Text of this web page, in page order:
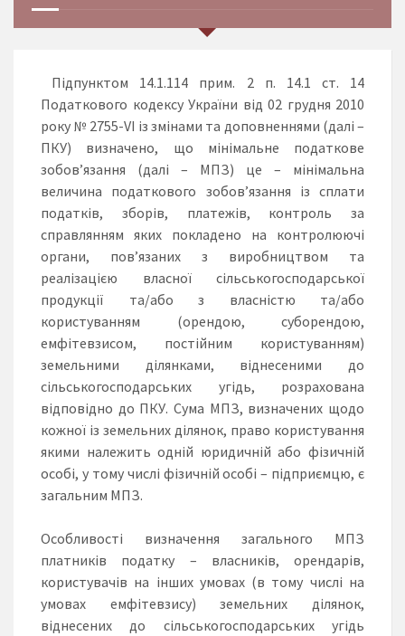
Підпунктом 14.1.114 прим. 2 п. 14.1 ст. 14
Податкового кодексу України від 02 грудня 2010
року № 2755-VI із змінами та доповненнями (далі –
ПКУ) визначено, що мінімальне податкове
зобов’язання (далі – МПЗ) це – мінімальна
величина податкового зобов’язання із сплати
податків, зборів, платежів, контроль за
справлянням яких покладено на контролюючі
органи, пов’язаних з виробництвом та
реалізацією власної сільськогосподарської
продукції та/або з власністю та/або
користуванням (орендою, суборендою,
емфітевзисом, постійним користуванням)
земельними ділянками, віднесеними до
сільськогосподарських угідь, розрахована
відповідно до ПКУ. Сума МПЗ, визначених щодо
кожної із земельних ділянок, право користування
якими належить одній юридичній або фізичній
особі, у тому числі фізичній особі – підприємцю, є
загальним МПЗ.
Особливості визначення загального МПЗ
платників податку – власників, орендарів,
користувачів на інших умовах (в тому числі на
умовах емфітевзису) земельних ділянок,
віднесених до сільськогосподарських угідь